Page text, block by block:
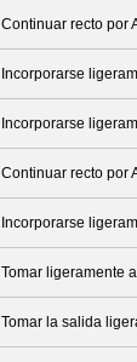
Continuar recto por
Incorporarse
Incorporarse
Continuar recto por
Incorporarse
Tomar ligeramente
Tomar la salida